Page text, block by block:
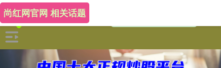
尚红网官网 相关话题